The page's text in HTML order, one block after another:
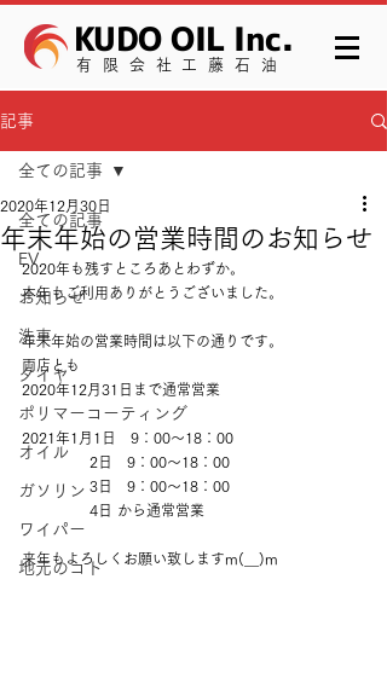
KUDO OIL Inc.
有限会社工藤石油
記事
全ての記事
EV
お知らせ
洗車
タイヤ
ポリマーコーティング
オイル
ガソリン
ワイパー
地元のコト
全ての記事
年末年始の営業時間のお知らせ
2020年12月30日
2020年も残すところあとわずか。
本年もご利用ありがとうございました。
年末年始の営業時間は以下の通りです。
両店とも
2020年12月31日まで通常営業
2021年1月1日　9：00～18：00
2日　9：00～18：00
3日　9：00～18：00
4日 から通常営業
来年もよろしくお願い致しますm(__)m